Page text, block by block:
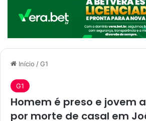
Início /G1
G1
Homem é preso e jovem
por morte de casal em